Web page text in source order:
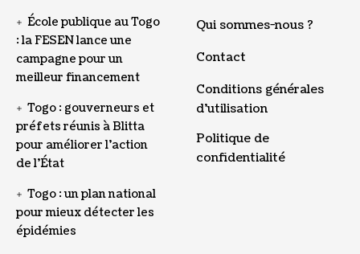
École publique au Togo
: la FESEN lance une
campagne pour un
meilleur financement
Togo : gouverneurs et
préfets réunis à Blitta
pour améliorer l’action
de l’État
Togo : un plan national
pour mieux détecter les
épidémies
Qui sommes-nous ?
Contact
Conditions générales
d’utilisation
Politique de
confidentialité